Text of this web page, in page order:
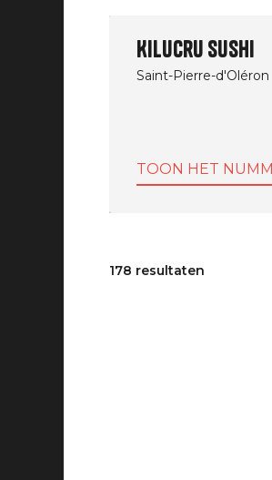
Kilucru Sushi
Saint-Pierre-d'Oléron
TOON HET
178 resultaten